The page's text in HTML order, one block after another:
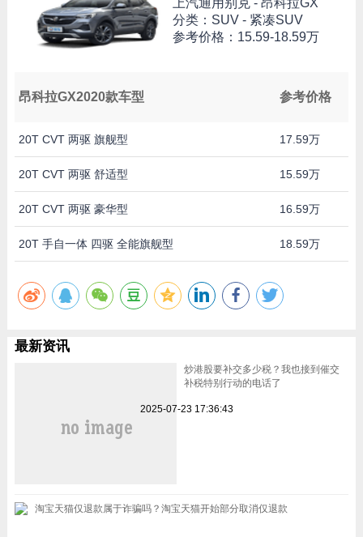
上汽通用别克 - 昂科拉GX
分类：SUV - 紧凑SUV
参考价格： 15.59-18.59万
昂科拉GX2020款车型 参考价格
20T CVT 两驱 旗舰型 17.59万
20T CVT 两驱 舒适型 15.59万
20T CVT 两驱 豪华型 16.59万
20T 手自一体 四驱 全能旗舰型 18.59万
最新资讯
炒港股要补交多少税？我也接到催交
补税特别行动的电话了
2025-07-23 17:36:43
淘宝天猫仅退款属于诈骗吗？淘宝天猫开始部分取消仅退款